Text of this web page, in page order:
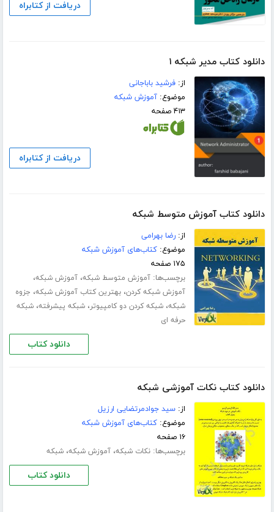
دریافت از کتابراه
دانلود کتاب مدیر شبکه ۱
از:فرشید باباجانی
موضوع:آموزش شبکه
۴۱۳ صفحه
دریافت از کتابراه
دانلود کتاب آموزش متوسط شبکه
از:رضا بهرامی
موضوع:کتاب‌های آموزش شبکه
۱۷۵ صفحه
برچسب‌ها:آموزش متوسط شبکه،آموزش شبکه،
آموزش شبکه کردن،بهترین کتاب آموزش شبکه، جزوه
شبکه،شبکه کردن دو کامپیوتر،شبکه پیشرفته،شبکه
حرفه ای
دانلود کتاب
دانلود کتاب نکات آموزشی شبکه
از:سید جوادمرتضایی ارزیل
موضوع:کتاب‌های آموزش شبکه
۱۶ صفحه
برچسب‌ها:نکات شبکه،آموزش شبکه،شبکه
دانلود کتاب